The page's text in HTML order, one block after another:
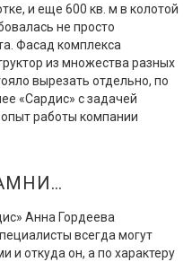
и еще 600 кв. м в колотой
не просто
Фасад комплекса
из множества разных
вырезать отдельно, по
«Сардис» с задачей
работы компании
Анна Гордеева
всегда могут
и откуда он, а по характеру